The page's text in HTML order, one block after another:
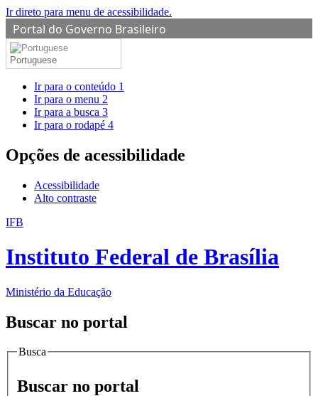
Ir direto para menu de acessibilidade.
Portal do Governo Brasileiro
Portuguese
Ir para o conteúdo 1
Ir para o menu 2
Ir para a busca 3
Ir para o rodapé 4
Opções de acessibilidade
Acessibilidade
Alto contraste
IFB
Instituto Federal de Brasília
Ministério da Educação
Buscar no portal
Busca
Buscar no portal